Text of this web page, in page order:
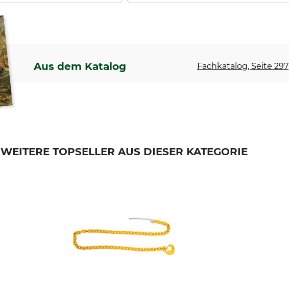
Aus dem Katalog Fachkatalog, Seite 297
WEITERE TOPSELLER AUS DIESER KATEGORIE